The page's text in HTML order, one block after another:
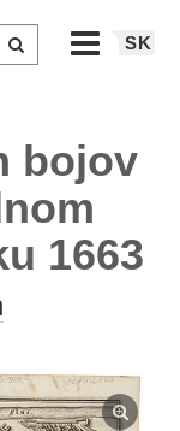
SK
bojov
1663